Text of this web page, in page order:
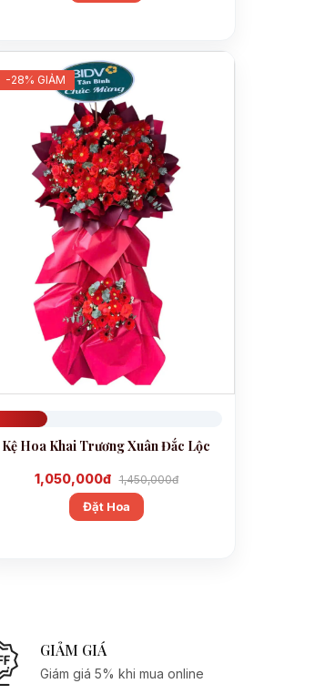
-28% GIẢM
Kệ Hoa Khai Trương Xuân Đắc Lộc
1,050,000đ 1,450,000đ
Đặt Hoa
GIẢM GIÁ
Giám giá 5% khi mua online